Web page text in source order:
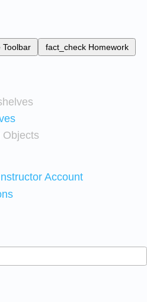
Toolbar fact_check Homework
Objects
Account